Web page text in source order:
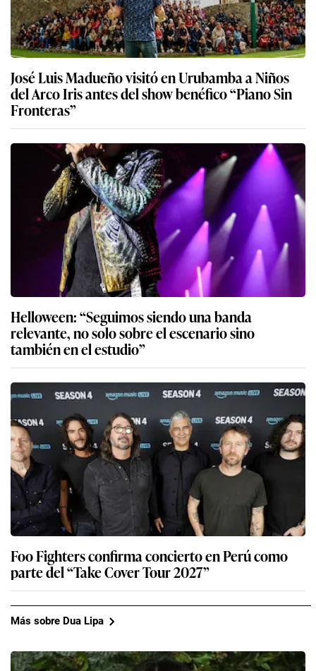
José Luis Madueño visitó en Urubamba a Niños
del Arco Iris antes del show benéfico “Piano Sin
Fronteras”
Helloween: “Seguimos siendo una banda
relevante, no solo sobre el escenario sino
también en el estudio”
Foo Fighters confirma concierto en Perú como
parte del “Take Cover Tour 2027”
Más sobre Dua Lipa